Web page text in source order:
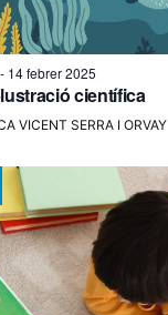
- 14 febrer 2025
científica
VICENT SERRA I ORVAY